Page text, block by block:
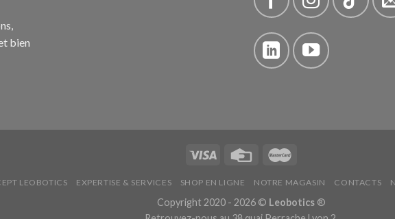
bien
LEOBOTICS EXPERTISE & SERVICES SHOP EN LIGNE NOTRE MAGASIN CONTACTS
Copyright 2020 - 2026 © Leobotics ®